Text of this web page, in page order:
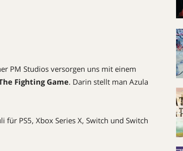
PM Studios versorgen uns mit einem
Fighting Game. Darin stellt man Azula
für PS5, Xbox Series X, Switch und Switch